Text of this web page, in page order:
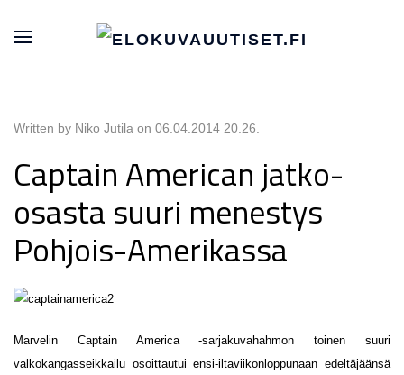
Written by Niko Jutila on 06.04.2014 20.26
Captain American jatko-
osasta suuri menestys
Pohjois-Amerikassa
Marvelin Captain America -sarjakuvahahmon toinen suuri
valkokangasseikkailu osoittautui ensi-iltaviikonloppunaan edeltäjäänsä